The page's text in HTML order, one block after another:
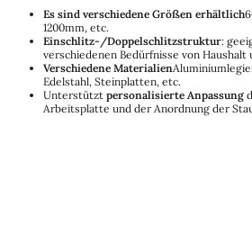
Es sind verschiedene Größen erhältlich
1200mm, etc.
Einschlitz-/Doppelschlitzstruktur:
verschiedenen Bedürfnisse von Haushalt
Verschiedene Materialien
Edelstahl, Steinplatten, etc.
Unterstützt personalisierte Anpassung
Arbeitsplatte und der Anordnung der